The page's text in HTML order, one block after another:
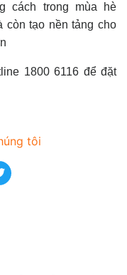
cách trong mùa hè
còn tạo nền tảng cho
1800 6116 để đặt
tôi